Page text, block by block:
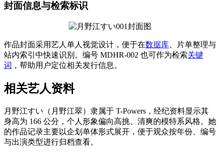
封面信息与检索标识
作品封面采用艺人单人视觉设计，便于在数据库 、片单整理与
站内索引中快速识别。编号 MDHR-002 也可作为检索关键
词 ，帮助用户定位相关发行信息。
相关艺人资料
月野江すい（月野江翠）隶属于 T-Powers，经纪资料显示其
身高为 166 公分，个人形象偏向高挑、清爽的模特系风格。她
的作品记录主要以企划单体形式展开，便于观众按年份、编号
与出演类型进行归档查看。